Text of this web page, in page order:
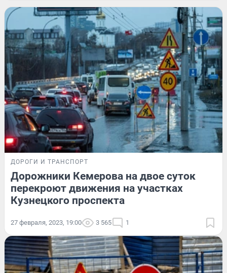
ДОРОГИ И ТРАНСПОРТ
Дорожники Кемерова на двое суток
перекроют движения на участках
Кузнецкого проспекта
27 февраля, 2023, 19:00 3 565 1